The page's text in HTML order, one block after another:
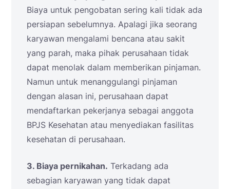
Biaya untuk pengobatan sering kali tidak ada
persiapan sebelumnya. Apalagi jika seorang
karyawan mengalami bencana atau sakit
yang parah, maka pihak perusahaan tidak
dapat menolak dalam memberikan pinjaman.
Namun untuk menanggulangi pinjaman
dengan alasan ini, perusahaan dapat
mendaftarkan pekerjanya sebagai anggota
BPJS Kesehatan atau menyediakan fasilitas
kesehatan di perusahaan.
3. Biaya pernikahan. Terkadang ada
sebagian karyawan yang tidak dapat